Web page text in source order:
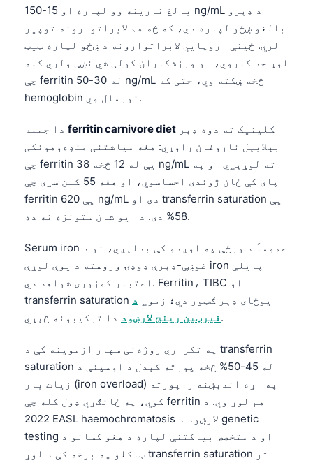
بالغ نارینه وو لپاره او 15-150 ng/mL د ډېرو
بالغو ښځو لپاره دي، که څه هم لابراتوارونه توپیر
لري. ځینې اروپایي لابراتوارونه د ښځو لپاره ټیټ
لوړ حد کاروي، او ورزشکاران کولی شي نښې ولري کله
چې ferritin له 30-50 ng/mL څخه ښکته وي، حتی که
hemoglobin نورمال وي.
ferritin carnivore diet
بېلابېل ناروغان راوړي: هغه میاشتنی منډه‌وهونکی
چې ferritin یې له 12 څخه 38 ng/mL ته لوړېږي او په
پای کې ځان ژوندی احساسوي، او هغه 55 کلن سړی چې
ferritin یې 620 ng/mL دی او transferrin saturation یې
58% دی. دا یو شان ستونزه نه ده.
Serum iron عموماً د ورځې په اوږدو کې بدلېږي، نو د
غوښې-ډېرې ډوډۍ وروسته د یوې لوړې iron پایلې
اعتبار کمزوری شواهد دي. Ferritin، TIBC او
transferrin saturation یوځای ډېر ګټور دي؛ زموږ د
فیرټین رینج لارښوددا ترکیبونه څېړي.
په تکراري روژه‌نی سهار ازموینه کې د transferrin
saturation له 45-50% څخه پورته کېدل د اوسپنې د
زیات بار (iron overload) په اړه اندېښنه راپورته
کوي، په ځانګړي ډول کله چې ferritin هم لوړ وي. د
2022 EASL haemochromatosis لارښود د genetic
testing او د متخصص بیاکتنې لپاره د هغو کسانو د
ټاکلو په برخه کې د لوړ transferrin saturation تر
O‘zbekcha
Català
Қазақ тілі
Suomi
Hrvatski
سنڌي
සිංහල
অসমীয়া
Galego
Latviešu valoda
Македонски јазик
Euskara
Gàidhlig
العربية المغربية
Afrikaans
ພາສາລາວ